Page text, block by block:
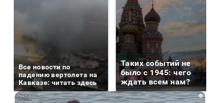
Все новости по
падению вертолета на
Кавказе: читать здесь
Таких событий не
было с 1945: чего
ждать всем нам?
i